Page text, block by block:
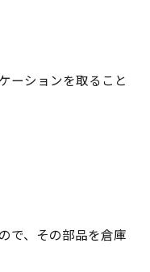
ーションを取ること
で、その部品を倉庫